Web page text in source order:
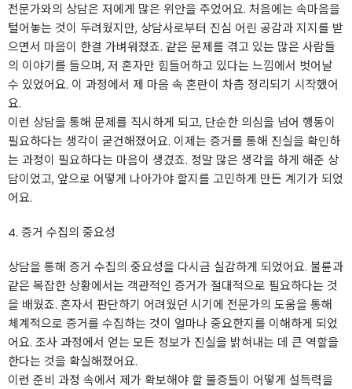
전문가와의 상담은 저에게 많은 위안을 주었어요. 처음에는 속마음을
털어놓는 것이 두려웠지만, 상담사로부터 진심 어린 공감과 지지를 받
으면서 마음이 한결 가벼워졌죠. 같은 문제를 겪고 있는 많은 사람들
의 이야기를 들으며, 저 혼자만 힘들어하고 있다는 느낌에서 벗어날
수 있었어요. 이 과정에서 제 마음 속 혼란이 차츰 정리되기 시작했어
요.
이런 상담을 통해 문제를 직시하게 되고, 단순한 의심을 넘어 행동이
필요하다는 생각이 굳건해졌어요. 이제는 증거를 통해 진실을 확인하
는 과정이 필요하다는 마음이 생겼죠. 정말 많은 생각을 하게 해준 상
담이었고, 앞으로 어떻게 나아가야 할지를 고민하게 만든 계기가 되었
어요.
4. 증거 수집의 중요성
상담을 통해 증거 수집의 중요성을 다시금 실감하게 되었어요. 불륜과
같은 복잡한 상황에서는 객관적인 증거가 절대적으로 필요하다는 것
을 배웠죠. 혼자서 판단하기 어려웠던 시기에 전문가의 도움을 통해
체계적으로 증거를 수집하는 것이 얼마나 중요한지를 이해하게 되었
어요. 조사 과정에서 얻는 모든 정보가 진실을 밝혀내는 데 큰 역할을
한다는 것을 확실해졌어요.
이런 준비 과정 속에서 제가 확보해야 할 물증들이 어떻게 설득력을